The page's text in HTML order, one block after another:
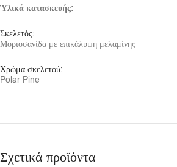
Ύλικά κατασκευής:
Σκελετός:
Μοριοσανίδα με επικάλυψη μελαμίνης
Χρώμα σκελετού:
Polar Pine
Σχετικά προϊόντα